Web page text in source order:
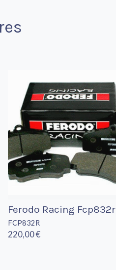
Ferodo Racing Fcp832r
FCP832R
220,00 €